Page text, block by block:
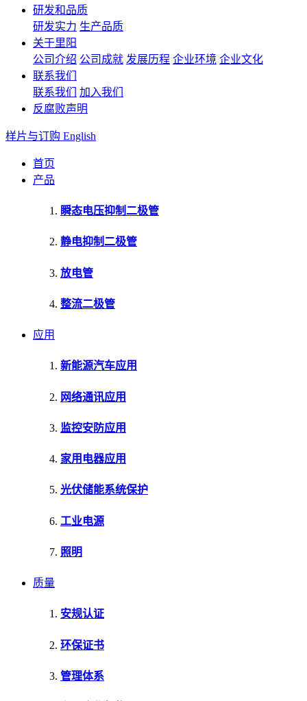
研发和品质
研发实力 生产品质
关于里阳
公司介绍 公司成就 发展历程 企业环境 企业文化
联系我们
联系我们
加入我们
反腐败声明
样片与订购 English
首页
产品
瞬态电压抑制二极管
静电抑制二极管
放电管
整流二极管
应用
新能源汽车应用
网络通讯应用
监控安防应用
家用电器应用
光伏储能系统保护
工业电源
照明
质量
安规认证
环保证书
管理体系